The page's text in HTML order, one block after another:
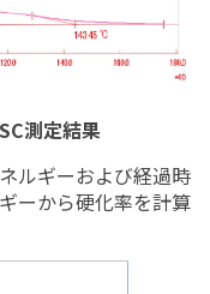
測定結果
ルギーおよび経過時
ーから硬化率を計算